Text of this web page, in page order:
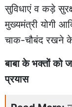
सुविधाएं व कड़े
मुख्यमंत्री योगी
चाक-चौबंद रखने
बाबा के भक्तों को
प्रयास